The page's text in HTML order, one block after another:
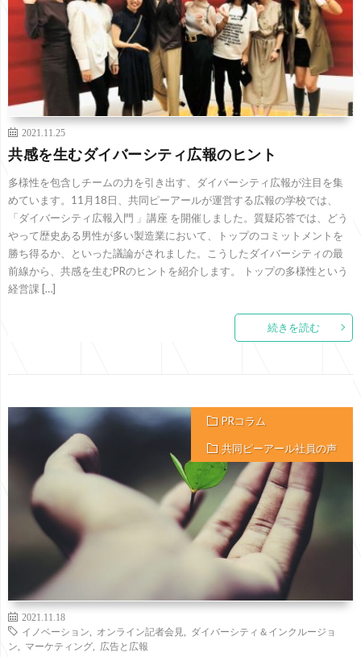
2021.11.25
共感を生むダイバーシティ広報のヒント
多様性を包含しチームの力を引き出す、ダイバーシティ広報が注目を集
めています。11月18日、共同ピーアールが運営する広報の学校では、
「ダイバーシティ広報入門 」講座 を開催しました。質疑応答では、どう
やって歴史ある男性が多い製造業において、トップのコミットメントを
勝ち得るか、といった議論がされました。こうしたダイバーシティの最
前線から、共感を生むPRのヒントを紹介します。 トップの多様性という
経営課 […]
続きを読む
PRコラム
共同ピーアール社員の声
2021.11.18
イノベーション
オンライン記者会見
ダイバーシティ＆インクルージョ
ン
マーケティング 広告と広報